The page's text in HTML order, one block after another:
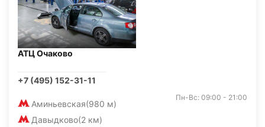
АТЦ Очаково
+7 (495) 152-31-11
Аминьевская(980 м)
Давыдково(2 км)
Пн-Вс: 09:00 - 21:00